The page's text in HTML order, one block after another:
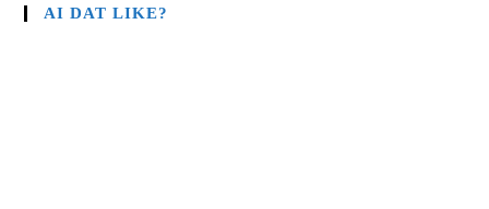
AI DAT LIKE?